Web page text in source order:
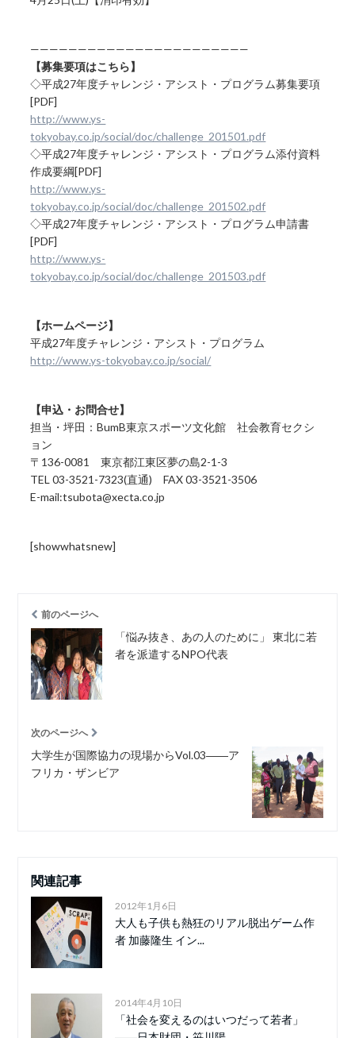
———————————————————————
【募集要項はこちら】
◇平成27年度チャレンジ・アシスト・プログラム募集要項
[PDF]
http://www.ys-
tokyobay.co.jp/social/doc/challenge_201501.pdf
◇平成27年度チャレンジ・アシスト・プログラム添付資料
作成要綱[PDF]
http://www.ys-
tokyobay.co.jp/social/doc/challenge_201502.pdf
◇平成27年度チャレンジ・アシスト・プログラム申請書
[PDF]
http://www.ys-
tokyobay.co.jp/social/doc/challenge_201503.pdf
【ホームページ】
平成27年度チャレンジ・アシスト・プログラム
http://www.ys-tokyobay.co.jp/social/
【申込・お問合せ】
担当・坪田：BumB東京スポーツ文化館 社会教育セクシ
ョン
〒136-0081 東京都江東区夢の島2-1-3
TEL 03-3521-7323(直通) FAX 03-3521-3506
E-mail:tsubota@xecta.co.jp
[showwhatsnew]
前のページへ
「悩み抜き、あの人のために」 東北に若
者を派遣するNPO代表
次のページへ
大学生が国際協力の現場からVol.03――ア
フリカ・ザンビア
関連記事
2012年1月6日
大人も子供も熱狂のリアル脱出ゲーム作
者 加藤隆生 イン...
2014年4月10日
「社会を変えるのはいつだって若者」